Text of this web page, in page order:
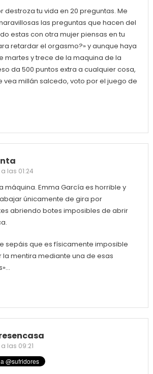
destroza tu vida en 20 preguntas. Me
las preguntas que hacen del
estas con otra mujer piensas en tu
retardar el orgasmo?» y aunque haya
martes y trece de la maquina de la
da 500 puntos extra a cualquier cosa,
vea millán salcedo, voto por el juego de
las 01:24
máquina. Emma García es horrible y
únicamente de gira por
abriendo botes imposibles de abrir
sepáis que es físicamente imposible
la mentira mediante una de esas
las 09:21